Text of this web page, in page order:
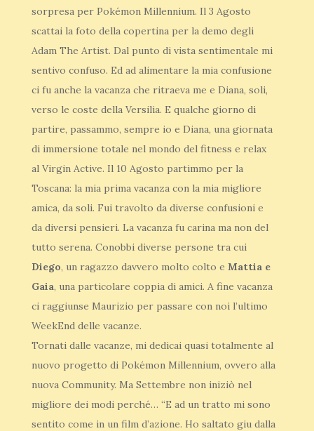
sorpresa per Pokémon Millennium. Il 3 Agosto
scattai la foto della copertina per la demo degli
Adam The Artist. Dal punto di vista sentimentale mi
sentivo confuso. Ed ad alimentare la mia confusione
ci fu anche la vacanza che ritraeva me e Diana, soli,
verso le coste della Versilia. E qualche giorno di
partire, passammo, sempre io e Diana, una giornata
di immersione totale nel mondo del fitness e relax
al Virgin Active. Il 10 Agosto partimmo per la
Toscana: la mia prima vacanza con la mia migliore
amica, da soli. Fui travolto da diverse confusioni e
da diversi pensieri. La vacanza fu carina ma non del
tutto serena. Conobbi diverse persone tra cui
Diego, un ragazzo davvero molto colto e Mattia e
Gaia, una particolare coppia di amici. A fine vacanza
ci raggiunse Maurizio per passare con noi l’ultimo
WeekEnd delle vacanze.
Tornati dalle vacanze, mi dedicai quasi totalmente al
nuovo progetto di Pokémon Millennium, ovvero alla
nuova Community. Ma Settembre non iniziò nel
migliore dei modi perché… “E ad un tratto mi sono
sentito come in un film d’azione. Ho saltato giu dalla